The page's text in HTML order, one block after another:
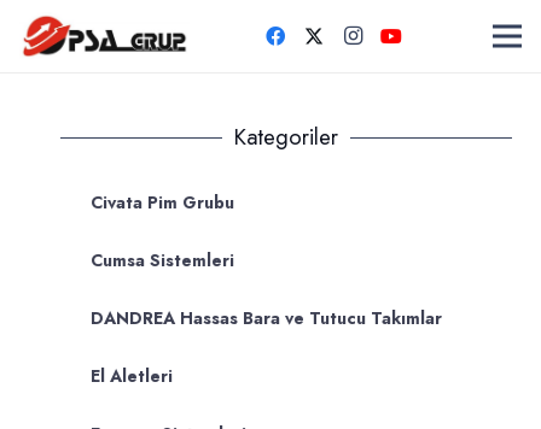
Kategoriler
Civata Pim Grubu
Cumsa Sistemleri
DANDREA Hassas Bara ve Tutucu Takımlar
El Aletleri